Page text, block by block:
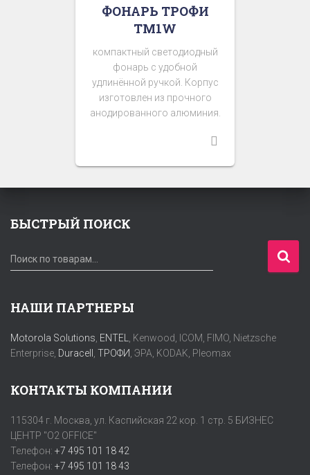
ФОНАРЬ ТРОФИ
TM1W
компактный светодиодный
фонарь с удобной
удлинённой ручкой. Корпус
изготовлен из прочного
анодированного алюминия.
БЫСТРЫЙ ПОИСК
И
с
т
:
Поиск по товарам…
НАШИ ПАРТНЕРЫ
Motorola Solutions ENTEL
, Kenwood, ICOM, FIMO, Nietzsche
Enterprise, Duracell ТРОФИ , ЭРА, KODAK, Pleomax
КОНТАКТЫ КОМПАНИИ
115304 г. Москва, ул. Каспийская 22 кор. 1 стр. 5 БИЗНЕС
ЦЕНТР "O2 OFFICE"
Телефон: +7 495 101 18 42
Телефон: +7 495 101 18 43